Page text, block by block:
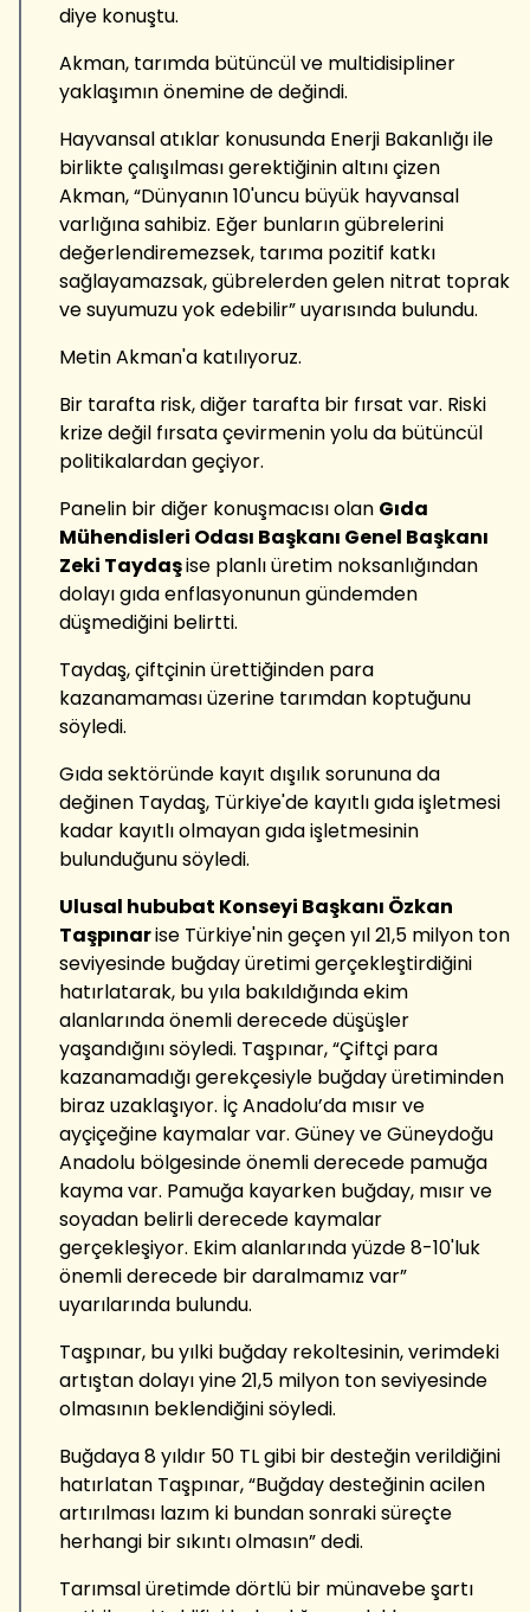
diye konuştu.
Akman, tarımda bütüncül ve multidisipliner
yaklaşımın önemine de değindi.
Hayvansal atıklar konusunda Enerji Bakanlığı ile
birlikte çalışılması gerektiğinin altını çizen
Akman, “Dünyanın 10'uncu büyük hayvansal
varlığına sahibiz. Eğer bunların gübrelerini
değerlendiremezsek, tarıma pozitif katkı
sağlayamazsak, gübrelerden gelen nitrat toprak
ve suyumuzu yok edebilir” uyarısında bulundu.
Metin Akman'a katılıyoruz.
Bir tarafta risk, diğer tarafta bir fırsat var. Riski
krize değil fırsata çevirmenin yolu da bütüncül
politikalardan geçiyor.
Panelin bir diğer konuşmacısı olan Gıda
Mühendisleri Odası Başkanı Genel Başkanı
Zeki Taydaşise planlı üretim noksanlığından
dolayı gıda enflasyonunun gündemden
düşmediğini belirtti.
Taydaş, çiftçinin ürettiğinden para
kazanamaması üzerine tarımdan koptuğunu
söyledi.
Gıda sektöründe kayıt dışılık sorununa da
değinen Taydaş, Türkiye'de kayıtlı gıda işletmesi
kadar kayıtlı olmayan gıda işletmesinin
bulunduğunu söyledi.
Ulusal hububat Konseyi Başkanı Özkan
Taşpınarise Türkiye'nin geçen yıl 21,5 milyon ton
seviyesinde buğday üretimi gerçekleştirdiğini
hatırlatarak, bu yıla bakıldığında ekim
alanlarında önemli derecede düşüşler
yaşandığını söyledi. Taşpınar, “Çiftçi para
kazanamadığı gerekçesiyle buğday üretiminden
biraz uzaklaşıyor. İç Anadolu’da mısır ve
ayçiçeğine kaymalar var. Güney ve Güneydoğu
Anadolu bölgesinde önemli derecede pamuğa
kayma var. Pamuğa kayarken buğday, mısır ve
soyadan belirli derecede kaymalar
gerçekleşiyor. Ekim alanlarında yüzde 8-10'luk
önemli derecede bir daralmamız var”
uyarılarında bulundu.
Taşpınar, bu yılki buğday rekoltesinin, verimdeki
artıştan dolayı yine 21,5 milyon ton seviyesinde
olmasının beklendiğini söyledi.
Buğdaya 8 yıldır 50 TL gibi bir desteğin verildiğini
hatırlatan Taşpınar, “Buğday desteğinin acilen
artırılması lazım ki bundan sonraki süreçte
herhangi bir sıkıntı olmasın” dedi.
Tarımsal üretimde dörtlü bir münavebe şartı